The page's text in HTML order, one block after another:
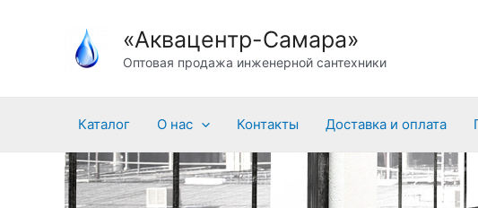
содержимому
«Аквацентр-Самара»
Оптовая продажа инженерной сантехники
Каталог О нас Контакты Доставка и оплата